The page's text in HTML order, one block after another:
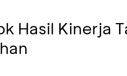
Hasil Kinerja